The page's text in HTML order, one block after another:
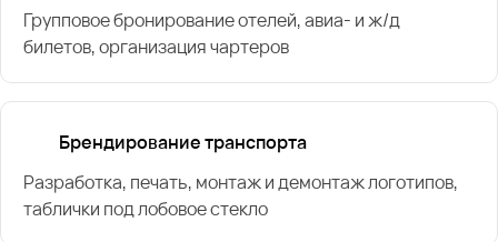
Групповое бронирование отелей, авиа- и ж/д
билетов, организация чартеров
Брендирование транспорта
Разработка, печать, монтаж и демонтаж логотипов,
таблички под лобовое стекло